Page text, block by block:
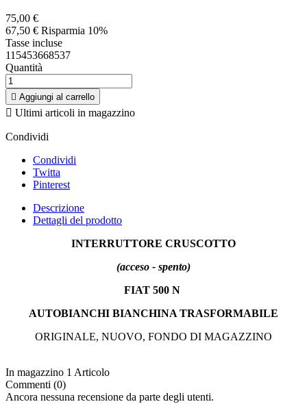
75,00 €
67,50 € Risparmia 10%
Tasse incluse
115453668537
Quantità
 Aggiungi al carrello
 Ultimi articoli in magazzino
Condividi
Condividi
Twitta
Pinterest
Descrizione
Dettagli del prodotto
INTERRUTTORE CRUSCOTTO
(acceso - spento)
FIAT 500 N
AUTOBIANCHI BIANCHINA TRASFORMABILE
ORIGINALE, NUOVO, FONDO DI MAGAZZINO
In magazzino 1 Articolo
Commenti (0)
Ancora nessuna recensione da parte degli utenti.